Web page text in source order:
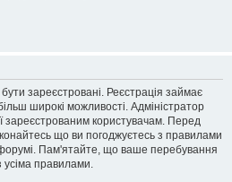
зареєстровані. Реєстрація займає
широкі можливості. Адміністратор
зареєстрованим користувачам. Перед
що ви погоджуєтесь з правилами
форумі. Пам'ятайте, що ваше перебування
правилами.